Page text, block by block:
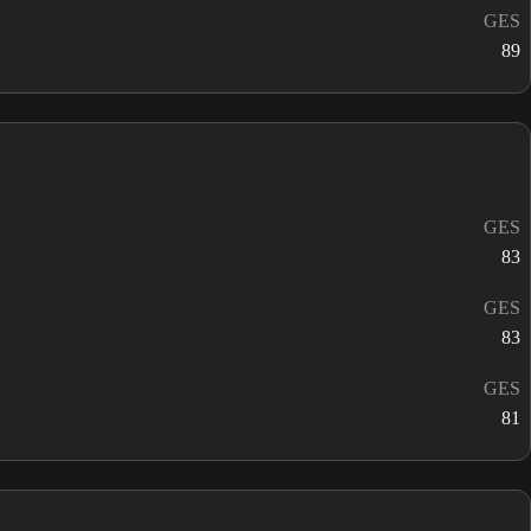
GES
89
GES
83
GES
83
GES
81